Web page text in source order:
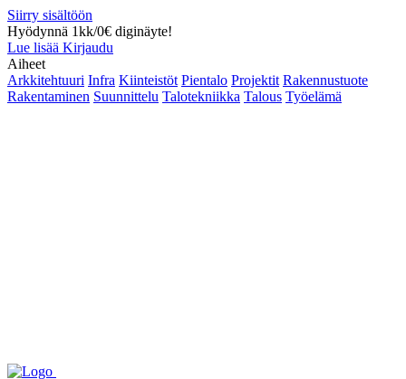
Siirry sisältöön
Hyödynnä 1kk/0€ diginäyte!
Lue lisää Kirjaudu
Aiheet
Arkkitehtuuri Infra Kiinteistöt Pientalo Projektit Rakennustuote
Rakentaminen Suunnittelu Talotekniikka Talous Työelämä